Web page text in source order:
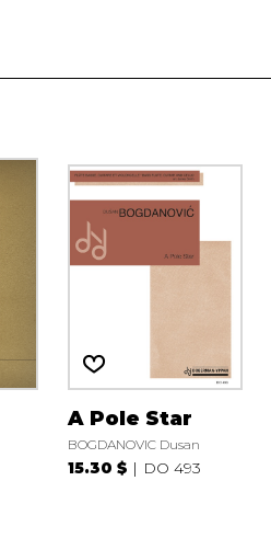
A Pole Star
BOGDANOVIC Dusan
15.30 $ DO 493